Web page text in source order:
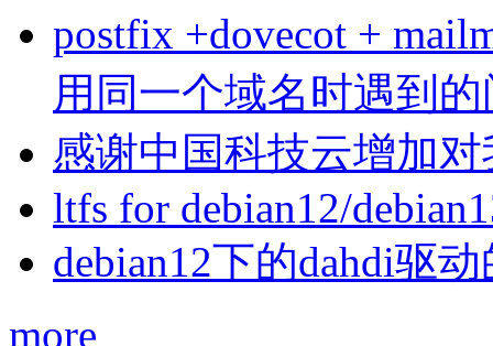
postfix +dovecot +
用同一个域名时遇到
感谢中国科技云增加
ltfs for debian12/
debian12下的dahdi驱动
more